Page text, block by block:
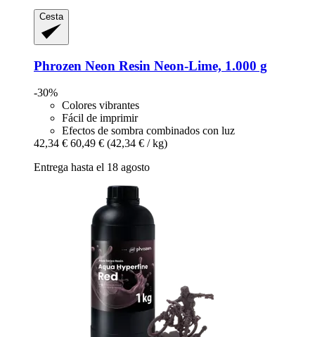
Cesta
Phrozen Neon Resin Neon-​Lime, 1.000 g
-30%
Colores vibrantes
Fácil de imprimir
Efectos de sombra combinados con luz
42,34 € 60,49 € (42,34 € / kg)
Entrega hasta el 18 agosto